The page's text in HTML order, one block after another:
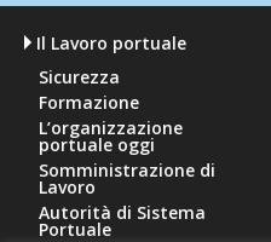
Il Lavoro portuale
Sicurezza
Formazione
L’organizzazione
portuale oggi
Somministrazione di
Lavoro
Autorità di Sistema
Portuale